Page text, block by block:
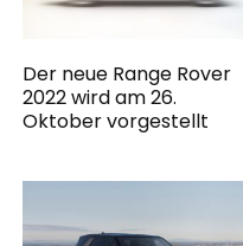
Der neue Range Rover
2022 wird am 26.
Oktober vorgestellt